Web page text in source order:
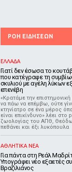
ΡΟΗ ΕΙΔΗΣΕΩΝ
ΕΛΛΑΔΑ
Γιατί δεν έσωσα το
που κατέγραφε τη
σκυλιού με αγέλη λύκων
επενέβη
«Κρατάμε την
να πάω να επέμβω, ούτε
κτηνίατρο σε ένα μέρος
είναι επικίνδυνο» λέει
ζωολογίας του ΑΠΘ,
πεθάνει και έξι λυκόπουλα
ΑΘΛΗΤΙΚΑ ΝΕΑ
Για πάντα στη Ρεάλ
Υπογράφει νέο εξαετές
Βραζιλιάνος